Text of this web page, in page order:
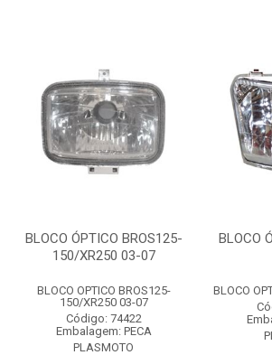
BLOCO ÓPTICO BROS125-
150/XR250 03-07
BLOCO OPTICO BROS125-
150/XR250 03-07
Código: 74422
Embalagem: PECA
PLASMOTO
BLOCO
BLOCO